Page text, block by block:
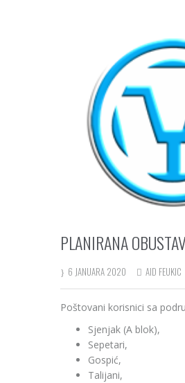
PLANIRANA
6 JANUARA 2020 AID FEUKIC
Poštovani korisnici sa
Sjenjak (A blok),
Sepetari,
Gospić,
Talijani,